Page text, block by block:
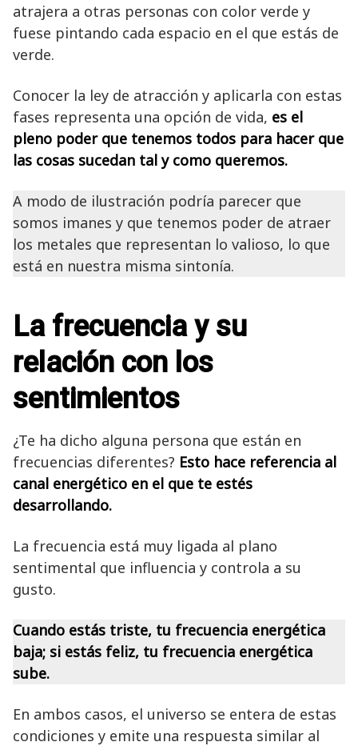
atrajera a otras personas con color verde y
fuese pintando cada espacio en el que estás de
verde.
Conocer la ley de atracción y aplicarla con estas
fases representa una opción de vida, es el
pleno poder que tenemos todos para hacer que
las cosas sucedan tal y como queremos.
A modo de ilustración podría parecer que
somos imanes y que tenemos poder de atraer
los metales que representan lo valioso, lo que
está en nuestra misma sintonía.
La frecuencia y su
relación con los
sentimientos
¿Te ha dicho alguna persona que están en
frecuencias diferentes? Esto hace referencia al
canal energético en el que te estés
desarrollando.
La frecuencia está muy ligada al plano
sentimental que influencia y controla a su
gusto.
Cuando estás triste, tu frecuencia energética
baja; si estás feliz, tu frecuencia energética
sube.
En ambos casos, el universo se entera de estas
condiciones y emite una respuesta similar al